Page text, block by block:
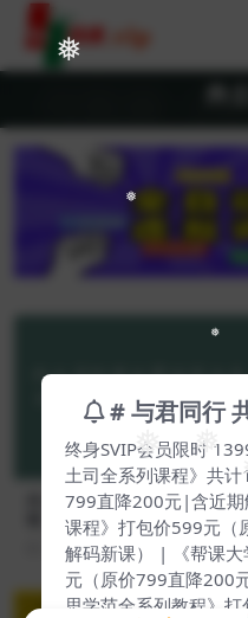
❅
❅
❅
❅
❅
外
外土司阿里运营冠军全系列教
程（好课优推）【Af-0001】
2 年前 415 139
# 与君同行
终身SVIP会员限时
土司全系列课程》共
799直降200元|含近
课程》打包价599元
解码新课） | 《帮课
元（原价799直降200
思学范全系列教程》